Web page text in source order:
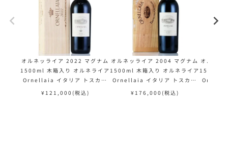
オルネッライア 2022 マグナム
1500ml 木箱入り オルネライア
Ornellaia イタリア トスカー
ナ 赤ワイン
¥ 121,000 (税込)
オルネッライア 2004 マグナム
1500ml 木箱入り オルネライア
Ornellaia イタリア トスカー
ナ 赤ワイン
¥ 176,000 (税込)
オルネッ
1500ml